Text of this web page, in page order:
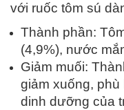
với ruốc tôm sú
Thành phần:
(4,9%), nước
Giảm muối:
giảm xuống,
dinh dưỡng của